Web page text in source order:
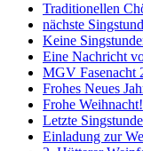
Traditionellen
nächste
Keine
Eine Nachricht
MGV Fasenacht
Frohes Neues
Frohe Weihnacht!
Letzte
Einladung zur